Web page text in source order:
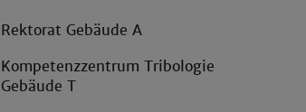
Rektorat Gebäude A
Kompetenzzentrum Tribologie
Gebäude T